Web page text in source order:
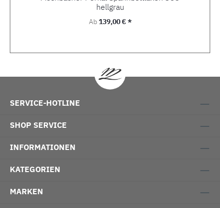
hellgrau
Regulärer Preis:
Ab139,00 € *
SERVICE-HOTLINE
SHOP SERVICE
INFORMATIONEN
KATEGORIEN
MARKEN